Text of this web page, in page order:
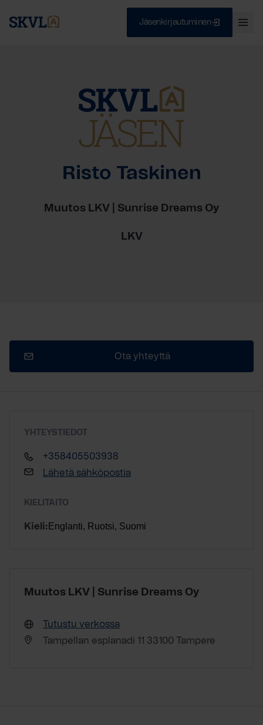
Jäsenkirjautuminen
Risto Taskinen
Muutos LKV | Sunrise Dreams Oy
LKV
Ota yhteyttä
YHTEYSTIEDOT
+358405503938
Lähetä sähköpostia
KIELITAITO
Kieli: Englanti, Ruotsi, Suomi
Muutos LKV | Sunrise Dreams Oy
Tutustu verkossa
Tampellan esplanadi 11 33100 Tampere